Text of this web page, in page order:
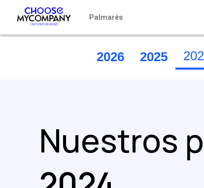
Palmarés
2026 2025
Nuestros